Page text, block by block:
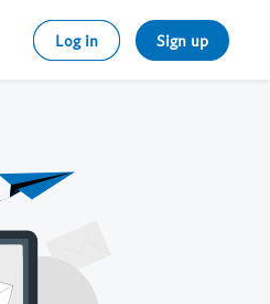
Log in Sign up